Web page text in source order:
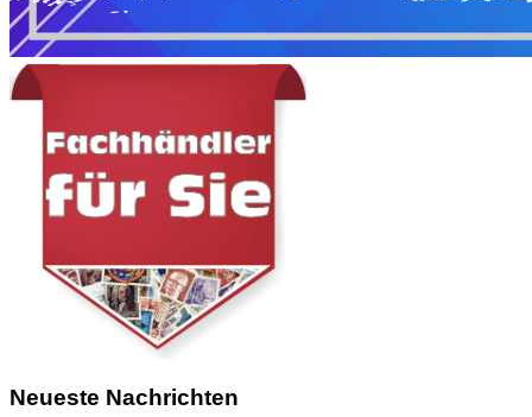
Neueste Nachrichten